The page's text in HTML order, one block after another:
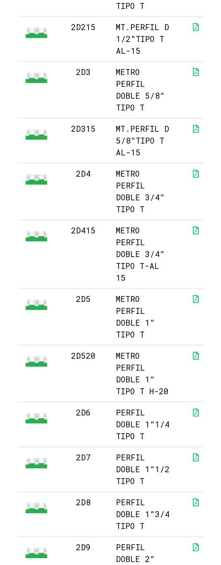
TIPO T
2D215
MT.PERFIL D
1/2"TIPO T
AL-15
2D3
METRO
PERFIL
DOBLE 5/8"
TIPO T
2D315
MT.PERFIL D
5/8"TIPO T
AL-15
2D4
METRO
PERFIL
DOBLE 3/4"
TIPO T
2D415
METRO
PERFIL
DOBLE 3/4"
TIPO T-AL
15
2D5
METRO
PERFIL
DOBLE 1"
TIPO T
2D520
METRO
PERFIL
DOBLE 1"
TIPO T H-20
2D6
PERFIL
DOBLE 1"1/4
TIPO T
2D7
PERFIL
DOBLE 1"1/2
TIPO T
2D8
PERFIL
DOBLE 1"3/4
TIPO T
2D9
PERFIL
DOBLE 2"